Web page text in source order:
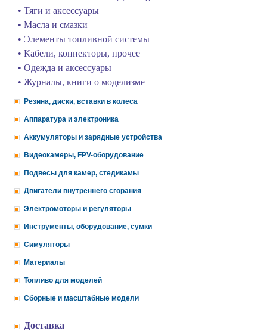
• Тяги и аксессуары
• Масла и смазки
• Элементы топливной системы
• Кабели, коннекторы, прочее
• Одежда и аксессуары
• Журналы, книги о моделизме
Резина, диски, вставки в колеса
Аппаратура и электроника
Аккумуляторы и зарядные устройства
Видеокамеры, FPV-оборудование
Подвесы для камер, стедикамы
Двигатели внутреннего сгорания
Электромоторы и регуляторы
Инструменты, оборудование, сумки
Симуляторы
Материалы
Топливо для моделей
Сборные и масштабные модели
Доставка